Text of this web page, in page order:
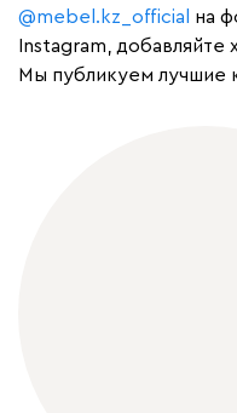
@mebel.kz_official
на
Instagram, добавляйте
Мы публикуем лучшие